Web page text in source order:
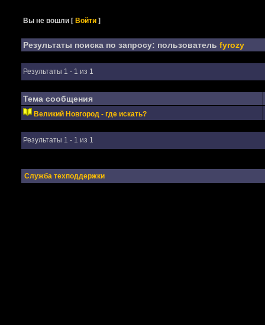
Вы не вошли [Войти ]
Результаты поиска по запросу: пользователь fyrozy
Результаты 1 - 1 из 1
Тема сообщения
Великий Новгород - где искать?
Результаты 1 - 1 из 1
Служба техподдержки